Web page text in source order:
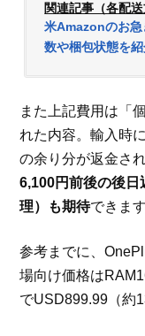
関連記事（各配送
米Amazonのお急
数や梱包状態を
また上記費用は「
れた内容。輸入時
の余り分が返金さ
6,100円前後の後
理）も期待できます
参考までに、
場向け価格は
でUSD899.99（約